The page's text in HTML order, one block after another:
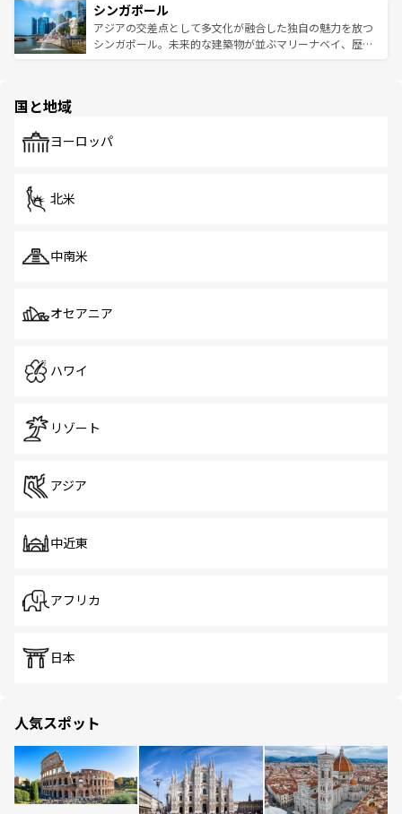
参照してほしい。
激する。気候は一年中温暖で、どの季節にも異なる楽しみ
が待っている。親しみやすいタイの人々、仏教を中心とし
た文化、そして多様な観光資源が、訪れる旅人を魅了し続
み、どこを訪れても感動するはず。観光スポットが密集し
ており、効率よく見どころを回れるのも魅力。息をのむよ
うな絶景から文化的な体験まで、香港を存分に楽しみ尽く
シンガポール
アジアの交差点として多文化が融合した独自の魅力を放つ
シンガポール。未来的な建築物が並ぶマリーナベイ、歴史
で、ホーカーズは地元の風情を楽しめる外せないスポット
国と地域
ヨーロッパ
北米
中南米
オセアニア
ハワイ
リゾート
アジア
中近東
アフリカ
日本
人気スポット